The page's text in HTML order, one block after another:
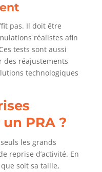
pas. Il doit être
réalistes afin
tests sont aussi
des réajustements
technologiques
PRA ?
les grands
reprise d’activité. En
soit sa taille,